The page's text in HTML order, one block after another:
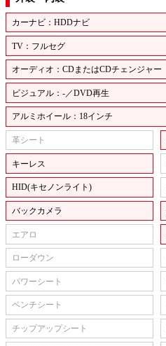
カーナビ：HDDナビ
TV：フルセグ
オーディオ：CDまたはCDチェンジャー
ビジュアル：-／DVD再生
アルミホイール：18インチ
革シート
キーレス
HID(キセノンライト)
バックカメラ
エアロ
ローダウン
パワーシート
ベンチシート
チップアップシート